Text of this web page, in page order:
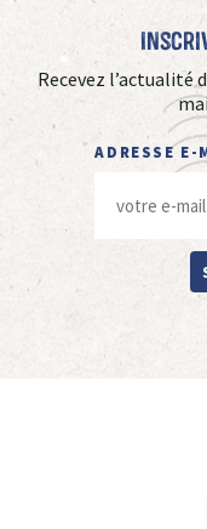
Recevez l’actualité
ADRESSE E-